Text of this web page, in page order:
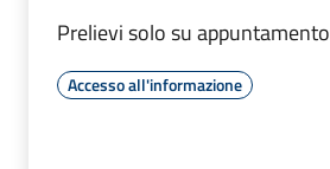
Prelievi solo su appuntamento
Accesso all'informazione